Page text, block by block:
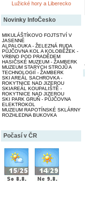
Lužické hory a Liberecko
Novinky InfoČesko
MIKULÁŠTÍKOVO FOJTSTVÍ V
JASENNÉ
ALPALOUKA - ŽELEZNÁ RUDA
PŮJČOVNA KOL A KOLOBĚŽEK -
VRBNO POD PRADĚDEM
HASIČSKÉ MUZEUM - ŽAMBERK
MUZEUM STARÝCH STROJŮ A
TECHNOLOGIÍ - ŽAMBERK
SKI AREÁL SACHROVKA -
ROKYTNICE NAD JIZEROU
SKIAREÁL KOUPALIŠTĚ -
ROKYTNICE NAD JIZEROU
SKI PARK GRUŇ - PŮJČOVNA
ELEKTROKOL
MUZEUM RAPOTÍNSKÉ SKLÁRNY
ROZHLEDNA BUKOVKA
Počasí v ČR